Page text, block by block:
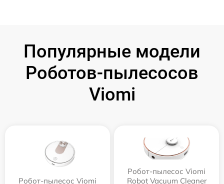
Популярные модели
Роботов-пылесосов
Viomi
Робот-пылесос Viomi
Робот-пылесос Viomi
Robot Vacuum Cleaner